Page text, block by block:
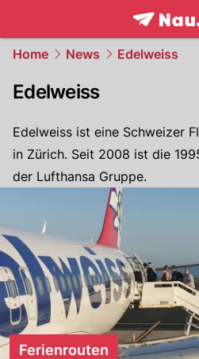
Home News Edelweiss
Edelweiss
Edelweiss ist eine Schweizer
in Zürich. Seit 2008 ist die
der Lufthansa Gruppe.
Ferienrouten